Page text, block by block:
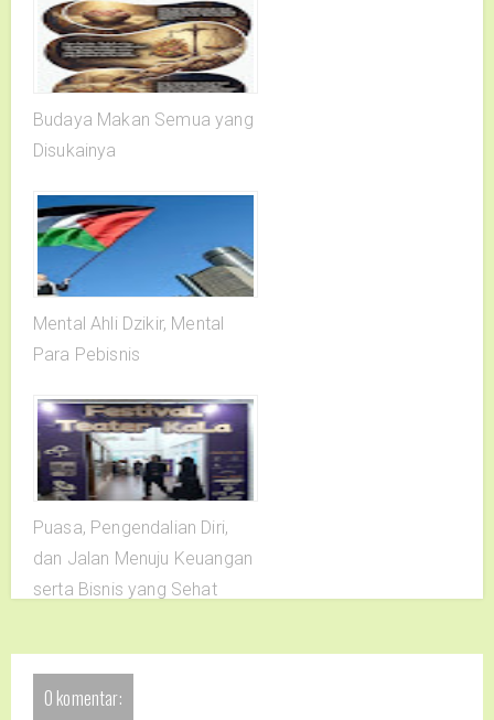
Budaya Makan Semua yang
Disukainya
Mental Ahli Dzikir, Mental
Para Pebisnis
Puasa, Pengendalian Diri,
dan Jalan Menuju Keuangan
serta Bisnis yang Sehat
0 komentar: